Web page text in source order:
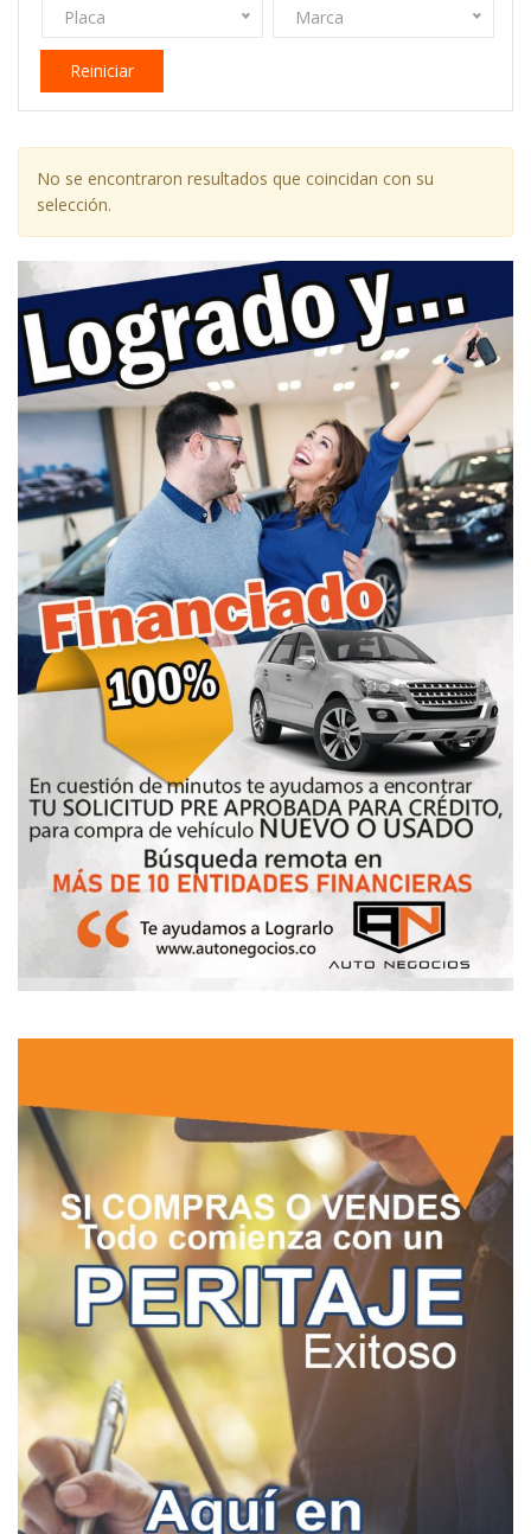
Placa Marca
Reiniciar
No se encontraron resultados que coincidan con su
selección.